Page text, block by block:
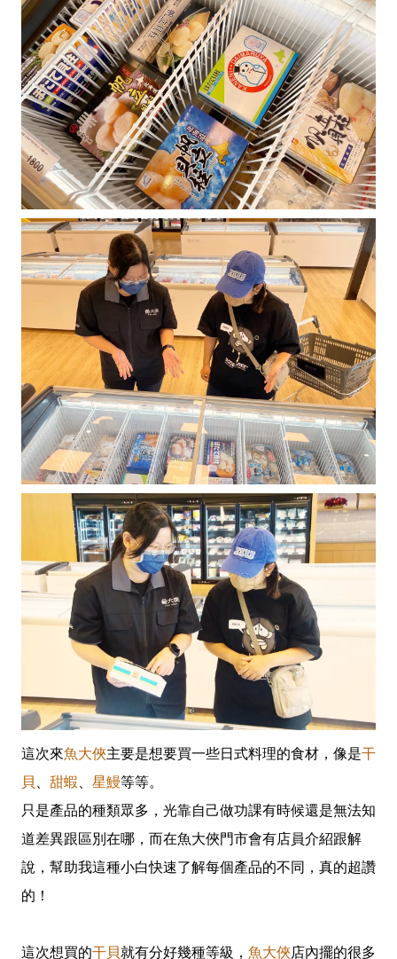
這次來魚大俠主要是想要買一些日式料理的食材，像是干
貝
甜蝦 星鰻等等。
只是產品的種類眾多，光靠自己做功課有時候還是無法知
道差異跟區別在哪，而在魚大俠門市會有店員介紹跟解
說，幫助我這種小白快速了解每個產品的不同，真的超讚
的！
這次想買的干貝就有分好幾種等級， 魚大俠店內擺的很多